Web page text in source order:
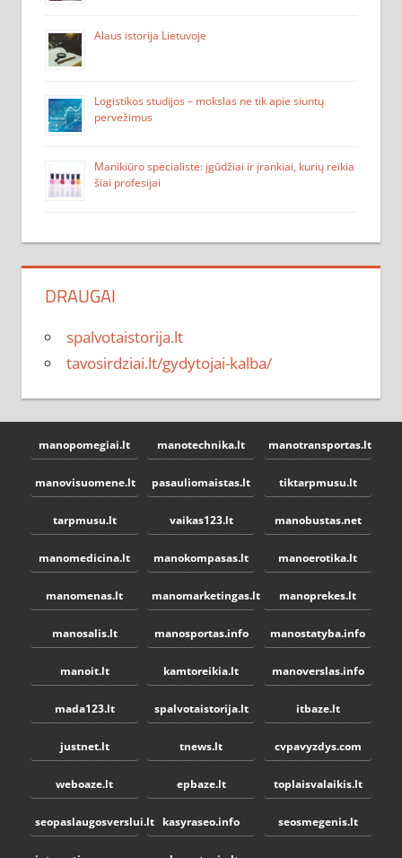
Alaus istorija Lietuvoje
Logistikos studijos – mokslas ne tik apie siuntų
pervežimus
Manikiūro specialistė: įgūdžiai ir įrankiai, kurių reikia
šiai profesijai
DRAUGAI
spalvotaistorija.lt
tavosirdziai.lt/gydytojai-kalba/
manopomegiai.lt manotechnika.lt manotransportas.lt
manovisuomene.lt pasauliomaistas.lt tiktarpmusu.lt
tarpmusu.lt vaikas123.lt manobustas.net
manomedicina.lt manokompasas.lt manoerotika.lt
manomenas.lt manomarketingas.lt manoprekes.lt
manosalis.lt manosportas.info manostatyba.info
manoit.lt kamtoreikia.lt manoverslas.info
mada123.lt spalvotaistorija.lt itbaze.lt
justnet.lt tnews.lt cvpavyzdys.com
weboaze.lt epbaze.lt toplaisvalaikis.lt
seopaslaugosverslui.lt kasyraseo.info seosmegenis.lt